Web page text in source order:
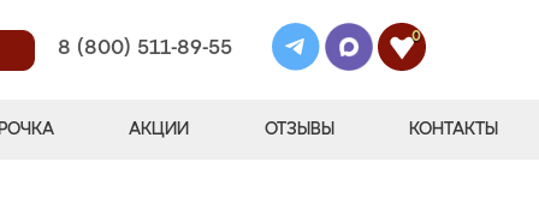
8 (800) 511-89-55
0
АКЦИИ ОТЗЫВЫ КОНТАКТЫ